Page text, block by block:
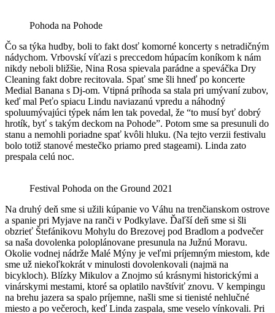
Pohoda na Pohode
Čo sa týka hudby, boli to fakt dosť komorné koncerty s netradičným
nádychom. Vrbovskí víťazi s preccedom húpacím koníkom k nám
nikdy neboli bližšie, Nina Rosa spievala parádne a speváčka Dry
Cleaning fakt dobre recitovala. Spať sme šli hneď po koncerte
Medial Banana s Dj-om. Vtipná príhoda sa stala pri umývaní zubov,
keď mal Peťo spiacu Lindu naviazanú vpredu a náhodný
spoluumývajúci týpek nám len tak povedal, že “to musí byť dobrý
hrotík, byť s takým deckom na Pohode”. Potom sme sa presunuli do
stanu a nemohli poriadne spať kvôli hluku. (Na tejto verzii festivalu
bolo totiž stanové mestečko priamo pred stageami). Linda zato
prespala celú noc.
Festival Pohoda on the Ground 2021
Na druhý deň sme si užili kúpanie vo Váhu na trenčianskom ostrove
a spanie pri Myjave na ranči v Podkylave. Ďaľší deň sme si šli
obzrieť Štefánikovu Mohylu do Brezovej pod Bradlom a podvečer
sa naša dovolenka poloplánovane presunula na Južnú Moravu.
Okolie vodnej nádrže Malé Mýny je veľmi príjemným miestom, kde
sme už niekoľkokrát v minulosti dovolenkovali (najmä na
bicykloch). Blízky Mikulov a Znojmo sú krásnymi historickými a
vinárskymi mestami, ktoré sa oplatilo navštíviť znovu. V kempingu
na brehu jazera sa spalo príjemne, našli sme si tienisté nehlučné
miesto a po večeroch, keď Linda zaspala, sme veselo vínkovali. Pri